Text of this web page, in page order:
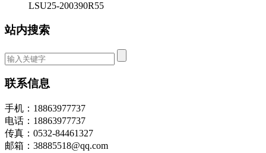
LSU25-200390R55
站内搜索
联系信息
手机：18863977737
电话：18863977737
传真：0532-84461327
邮箱：38885518@qq.com